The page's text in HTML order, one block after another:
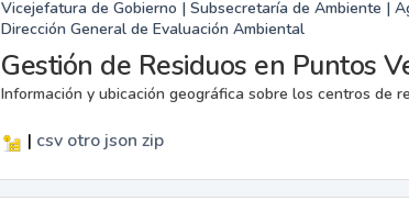
Vicejefatura de Gobierno | Subsecretaría de Ambiente |
Dirección General de Evaluación Ambiental
Gestión de Residuos en Puntos
Información y ubicación geográfica sobre los centros de
| csv otrojson zip